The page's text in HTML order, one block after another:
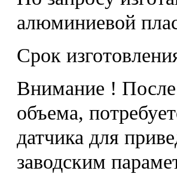
алюминиевой
Срок
Внимание ! После
объема,
датчика для
заводским